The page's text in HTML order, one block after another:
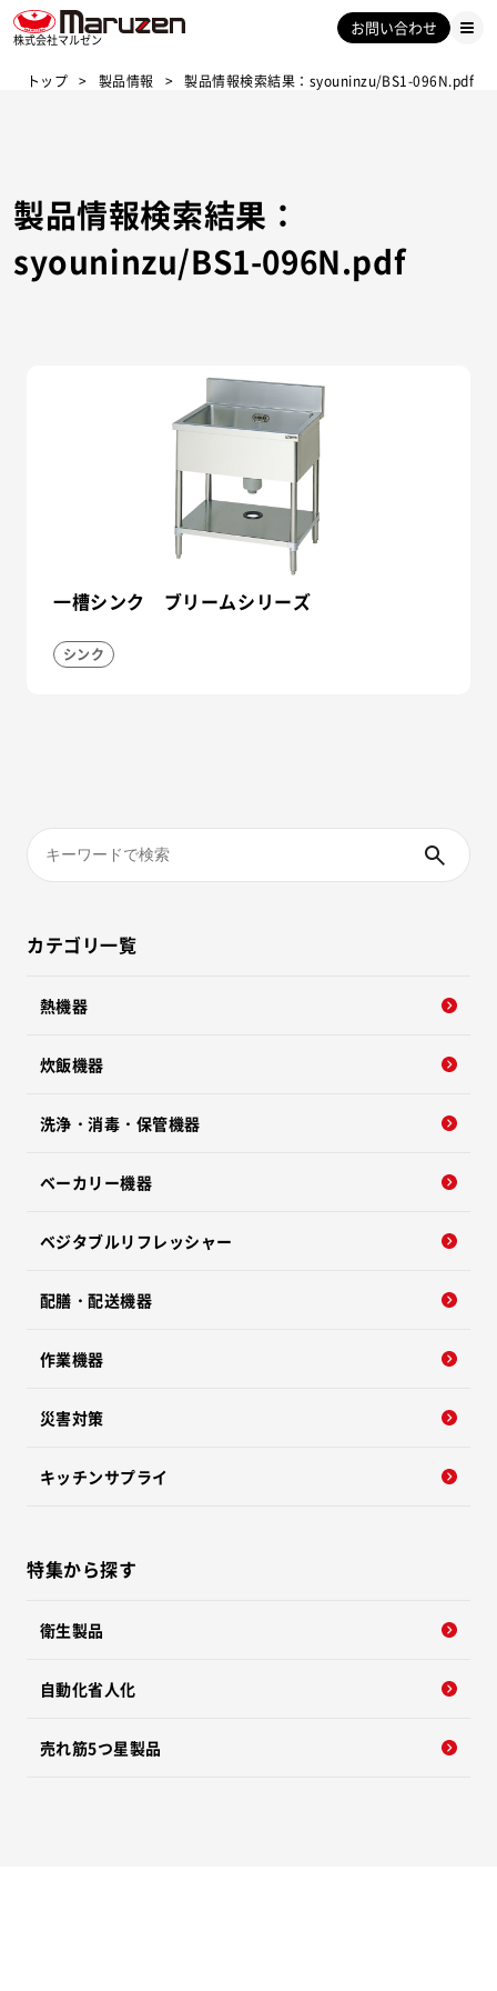
株式会社マルゼン
お問い合わせ
トップ 製品情報 製品情報検索結果：syouninzu/BS1-096N.pdf
製品情報検索結果：
syouninzu/BS1-096N.pdf
一槽シンク ブリームシリーズ
シンク
カテゴリ一覧
熱機器
炊飯機器
洗浄・消毒・保管機器
ベーカリー機器
ベジタブルリフレッシャー
配膳・配送機器
作業機器
災害対策
キッチンサプライ
特集から探す
衛生製品
自動化省人化
売れ筋5つ星製品